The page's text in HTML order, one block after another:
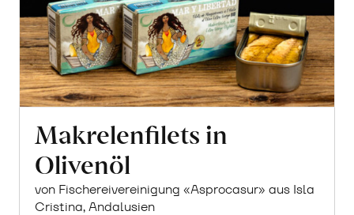
Makrelenfilets in
Olivenöl
von Fischereivereinigung «Asprocasur» aus Isla
Cristina, Andalusien